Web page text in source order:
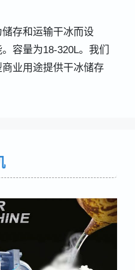
存和运输干冰而设
容量为18-320L。我们
业用途提供干冰储存